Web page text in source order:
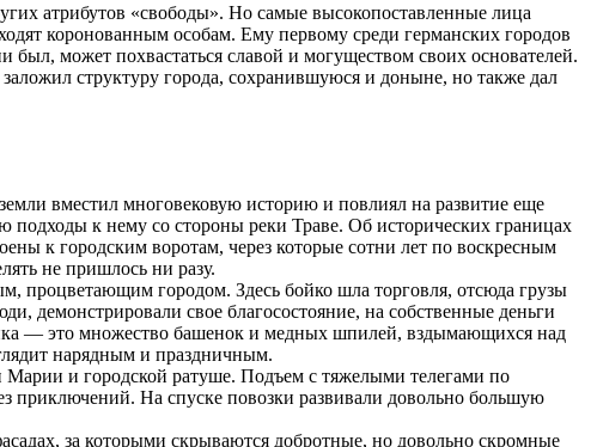
атрибутов «свободы». Но самые высокопоставленные лица
коронованным особам. Ему первому среди германских городов
может похвастаться славой и могуществом своих основателей.
структуру города, сохранившуюся и доныне, но также дал
вместил многовековую историю и повлиял на развитие еще
к нему со стороны реки Траве. Об исторических границах
к городским воротам, через которые сотни лет по воскресным
не пришлось ни разу.
процветающим городом. Здесь бойко шла торговля, отсюда грузы
демонстрировали свое благосостояние, на собственные деньги
— это множество башенок и медных шпилей, вздымающихся над
нарядным и праздничным.
и городской ратуше. Подъем с тяжелыми телегами по
приключений. На спуске повозки развивали довольно большую
за которыми скрываются добротные, но довольно скромные